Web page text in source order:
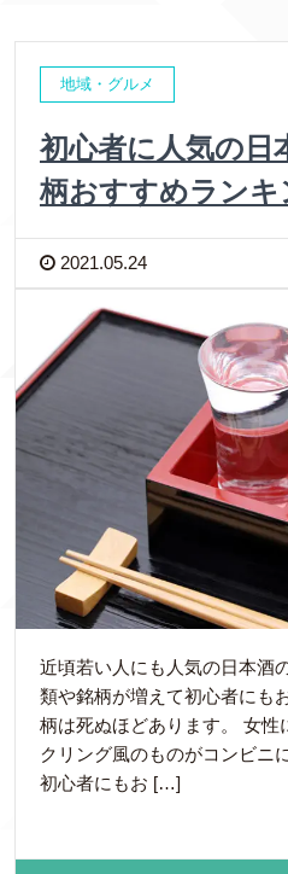
地域・グルメ
初心者に人気の日
柄おすすめランキ
2021.05.24
近頃若い人にも人気の日本酒
類や銘柄が増えて初心者にも
柄は死ぬほどあります。 女性
クリング風のものがコンビニ
初心者にもお […]